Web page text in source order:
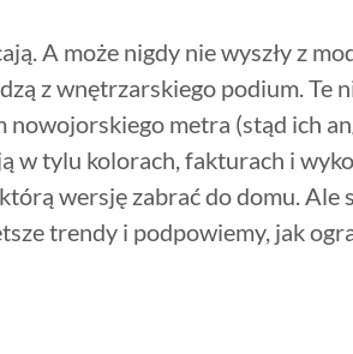
A może nigdy nie wyszły z
z wnętrzarskiego podium. Te
nowojorskiego metra (stąd ich
w tylu kolorach, fakturach i
wersję zabrać do domu.
trendy i podpowiemy, jak